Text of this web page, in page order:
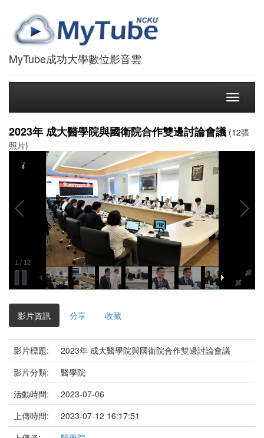
MyTube成功大學數位影音雲
Toggle
2023年 成大醫學院與國衛院合作雙邊討論會議 (12張
照片)
1 / 12
影片資訊 分享 收藏
影片標題:
2023年 成大醫學院與國衛院合作雙邊討論會議
影片分類:
醫學院
活動時間:
2023-07-06
上傳時間:
2023-07-12 16:17:51